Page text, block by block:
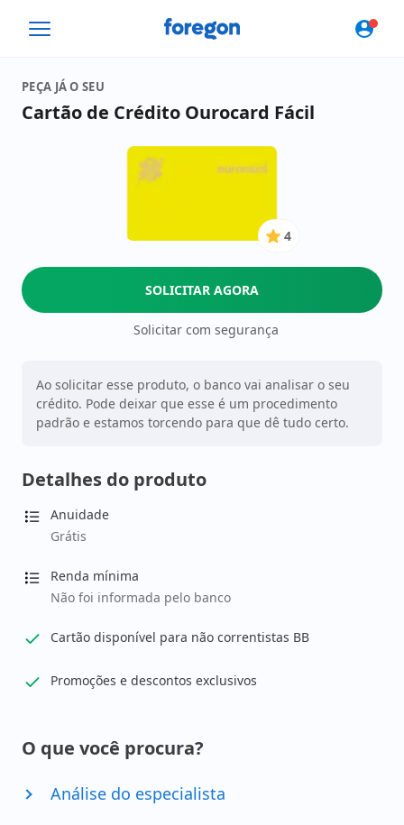
Foregon.com
PEÇA JÁ O SEU
Cartão de Crédito Ourocard Fácil
4
de
4
SOLICITAR AGORA
Solicitar com segurança
Ao solicitar esse produto, o banco vai analisar o seu
crédito. Pode deixar que esse é um procedimento
padrão e estamos torcendo para que dê tudo certo.
Detalhes do produto
Anuidade
Grátis
Renda mínima
Não foi informada pelo banco
Cartão disponível para não correntistas BB
Promoções e descontos exclusivos
O que você procura?
Análise do especialista